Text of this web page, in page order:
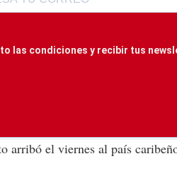
las condiciones y recibir tus
arribó el viernes al país